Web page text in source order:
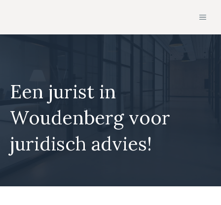
de
Een jurist in
Woudenberg voor
juridisch advies!